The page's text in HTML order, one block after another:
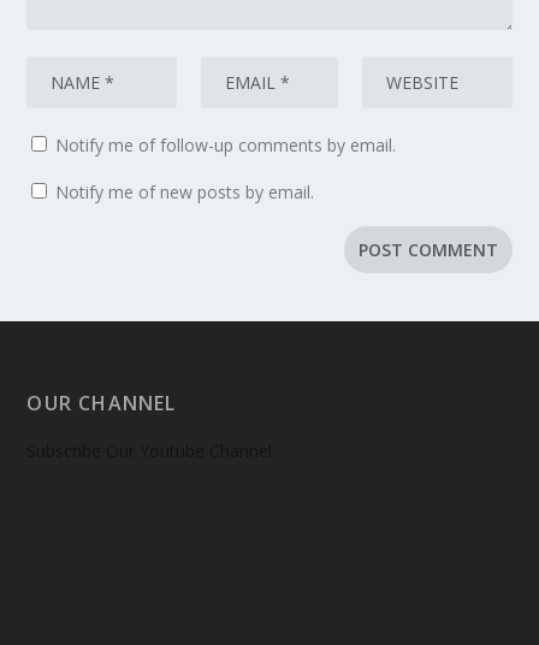
Notify me of follow-up comments by email.
Notify me of new posts by email.
OUR CHANNEL